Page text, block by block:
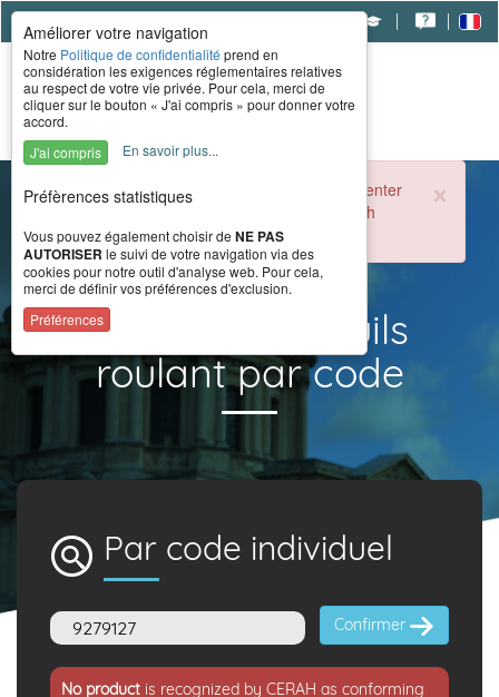
×
During the summer period, the CERAH call center
is open from 8 a.m. to 4 p.m. Monday through
Friday.
Résultat fauteuils
roulant par code
Par code individuel
Confirmer
No product is recognized by CERAH as conforming
Améliorer votre navigation
Notre Politique de confidentialité prend en
considération les exigences réglementaires relatives
au respect de votre vie privée. Pour cela, merci de
cliquer sur le bouton « J'ai compris » pour donner votre
accord.
J'ai compris
En savoir plus...
Préfèrences statistiques
Vous pouvez également choisir de NE PAS
AUTORISER le suivi de votre navigation via des
cookies pour notre outil d'analyse web. Pour cela,
merci de définir vos préférences d'exclusion.
Préférences